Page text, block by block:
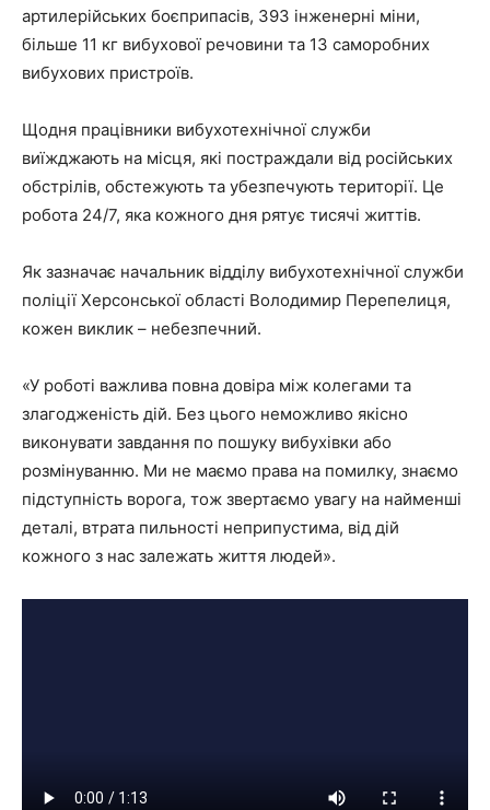
артилерійських боєприпасів, 393 інженерні міни,
більше 11 кг вибухової речовини та 13 саморобних
вибухових пристроїв.
Щодня працівники вибухотехнічної служби
виїжджають на місця, які постраждали від російських
обстрілів, обстежують та убезпечують території. Це
робота 24/7, яка кожного дня рятує тисячі життів.
Як зазначає начальник відділу вибухотехнічної служби
поліції Херсонської області Володимир Перепелиця,
кожен виклик – небезпечний.
«У роботі важлива повна довіра між колегами та
злагодженість дій. Без цього неможливо якісно
виконувати завдання по пошуку вибухівки або
розмінуванню. Ми не маємо права на помилку, знаємо
підступність ворога, тож звертаємо увагу на найменші
деталі, втрата пильності неприпустима, від дій
кожного з нас залежать життя людей».